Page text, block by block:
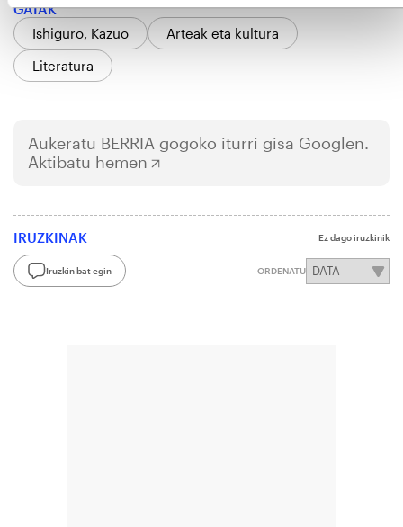
GAIAK
Ishiguro, Kazuo
Arteak eta kultura
Literatura
Aukeratu BERRIA gogoko iturri gisa Googlen.
Aktibatu hemen
IRUZKINAK Ez dago iruzkinik
Iruzkin bat egin ORDENATU